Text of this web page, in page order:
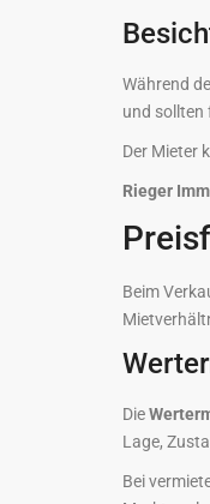
Während
und sollten
Der Mieter
Rieger
Beim
Die
Lage,
Bei